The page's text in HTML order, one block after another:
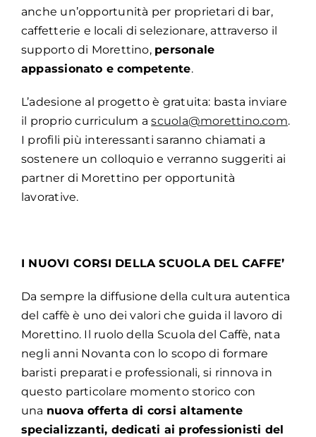
anche un’opportunità per proprietari di bar,
caffetterie e locali di selezionare, attraverso il
supporto di Morettino, personale
appassionato e competente.
L’adesione al progetto è gratuita: basta inviare
il proprio curriculum ascuola@morettino.com.
I profili più interessanti saranno chiamati a
sostenere un colloquio e verranno suggeriti ai
partner di Morettino per opportunità
lavorative.
I NUOVI CORSI DELLA SCUOLA DEL CAFFE’
Da sempre la diffusione della cultura autentica
del caffè è uno dei valori che guida il lavoro di
Morettino. Il ruolo della Scuola del Caffè, nata
negli anni Novanta con lo scopo di formare
baristi preparati e professionali, si rinnova in
questo particolare momento storico con
una nuova offerta di corsi altamente
specializzanti, dedicati ai professionisti del